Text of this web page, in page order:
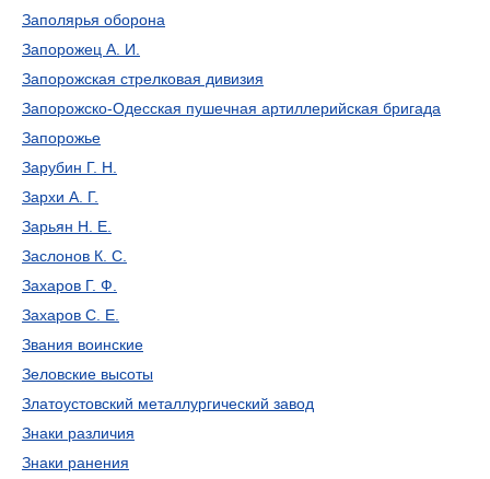
Заполярья оборона
Запорожец А. И.
Запорожская стрелковая дивизия
Запорожско-Одесская пушечная артиллерийская бригада
Запорожье
Зарубин Г. Н.
Зархи А. Г.
Зарьян Н. Е.
Заслонов К. С.
Захаров Г. Ф.
Захаров С. Е.
Звания воинские
Зеловские высоты
Златоустовский металлургический завод
Знаки различия
Знаки ранения